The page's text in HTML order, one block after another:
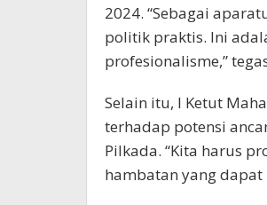
2024. “Sebagai
politik praktis. Ini
profesionalisme,”
Selain itu, I Ketut
terhadap potensi
Pilkada. “Kita harus
hambatan yang dapat